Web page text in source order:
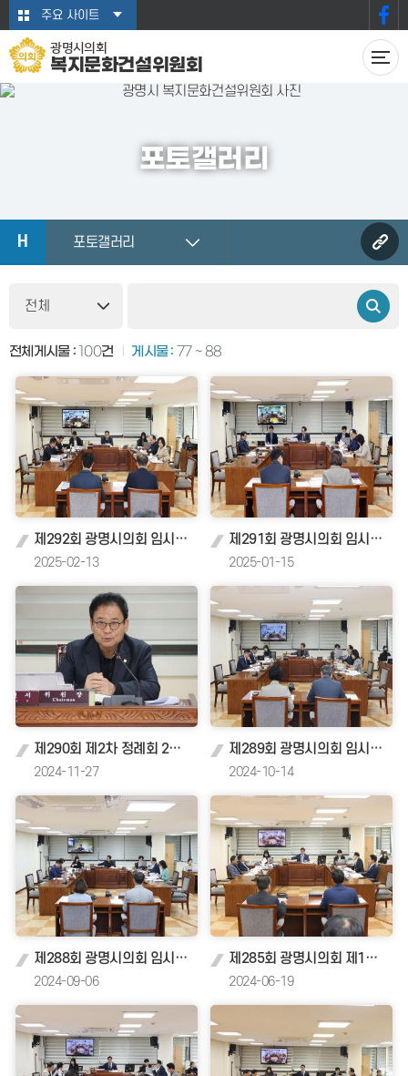
본문바로가기주요 사이트
광명시의회
복지문화건설위원회
포토갤러리
H 포토갤러리
전체게시물 : 100건 게시물 : 77 ~ 88
제292회 광명시의회 임시회 제6차 복지문화건설위원회
2025-02-13
제291회 광명시의회 임시회 제1차 복지문화건설위원회
2025-01-15
제290회 제2차 정례회 2024년 행정사무감사 복지문화건설위원회
2024-11-27
제289회 광명시의회 임시회 제1차 복지문화건설위원회
2024-10-14
제288회 광명시의회 임시회 제1차 복지문화건설위원회
2024-09-06
제285회 광명시의회 제1차 정례회 제8차 복지문화건설위원회
2024-06-19